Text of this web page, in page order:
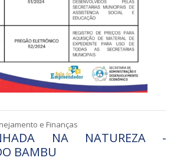
e Finanças
NA NATUREZA -
BAMBU